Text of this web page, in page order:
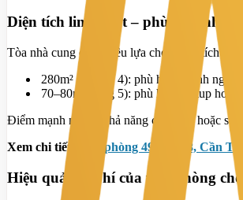
Diện tích linh hoạt – phù hợp nhiều
Tòa nhà cung cấp nhiều lựa chọn diện tích:
280m² (tầng 3, 4): phù hợp doanh
70–80m² (tầng 5): phù hợp startup hoặc
Điểm mạnh nằm ở khả năng chia nhỏ hoặc
Xem chi tiết:
Văn phòng 49 CMT8, Cần Thơ
Hiệu quả chi phí của văn phòng cho